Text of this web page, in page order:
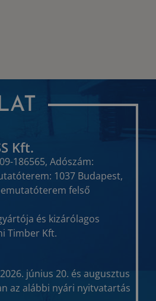
Kft.
186565, Adószám:
1037 Budapest,
felső
és kizárólagos
Timber Kft.
június 20. és augusztus
az alábbi nyári nyitvatartás